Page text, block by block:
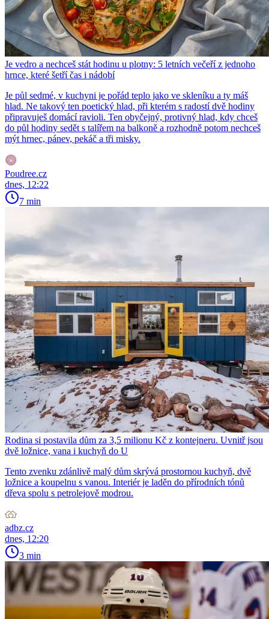
Je vedro a nechceš stát hodinu u plotny: 5 letních večeří z jednoho
hrnce, které šetří čas i nádobí
Je půl sedmé, v kuchyni je pořád teplo jako ve skleníku a ty máš
hlad. Ne takový ten poetický hlad, při kterém s radostí dvě hodiny
připravuješ domácí ravioli. Ten obyčejný, protivný hlad, kdy chceš
do půl hodiny sedět s talířem na balkoně a rozhodně potom nechceš
mýt hrnec, pánev, pekáč a tři misky.
Poudree.cz
dnes, 12:22
7 min
Rodina si postavila dům za 3,5 milionu Kč z kontejneru. Uvnitř jsou
dvě ložnice, vana i kuchyň do U
Tento zvenku zdánlivě malý dům skrývá prostornou kuchyň, dvě
ložnice a koupelnu s vanou. Interiér je laděn do přírodních tónů
dřeva spolu s petrolejově modrou.
adbz.cz
dnes, 12:20
3 min